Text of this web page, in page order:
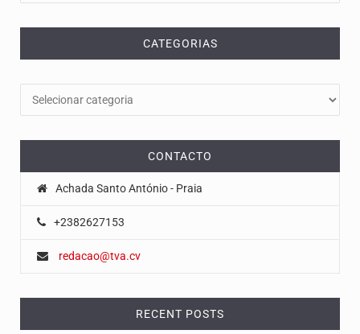
CATEGORIAS
CONTACTO
Achada Santo António - Praia
+2382627153
redacao@tva.cv
RECENT POSTS